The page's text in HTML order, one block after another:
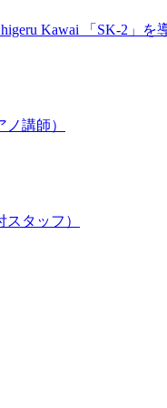
Kawai 「SK-2」を
講師）
タッフ）